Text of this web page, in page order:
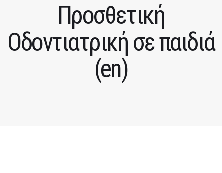
Προσθετική
Οδοντιατρική σε παιδιά
(en)